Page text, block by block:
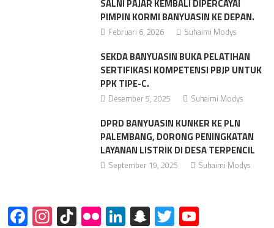
SALNI PAJAR KEMBALI DIPERCAYAI
PIMPIN KORMI BANYUASIN KE DEPAN.
Februari 6, 2026 Suhaimi Modys
SEKDA BANYUASIN BUKA PELATIHAN
SERTIFIKASI KOMPETENSI PBJP UNTUK
PPK TIPE-C.
Desember 5, 2025 Suhaimi Modys
DPRD BANYUASIN KUNKER KE PLN
PALEMBANG, DORONG PENINGKATAN
LAYANAN LISTRIK DI DESA TERPENCIL
September 19, 2025 Suhaimi Modys
Facebook
Instagram
TikTok
FlickrLinkedIn
Snapchat
TwitterYouTube